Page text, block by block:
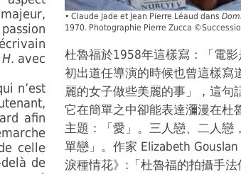
. avec
n’est
afin
celle
de
• Claude Jade et Jean Pierre Léaud dans
1970. Photographie Pierre Zucca
杜魯福於1958年這樣寫：「電
初出道任導演的時候也曾這樣寫
麗的女子做些美麗的事」，這句
它在簡單之中卻能表達瀰漫在杜
主題：「愛」。三人戀、二人戀
單戀」。作家 Elizabeth
淚種情花》:「杜魯福的拍攝手